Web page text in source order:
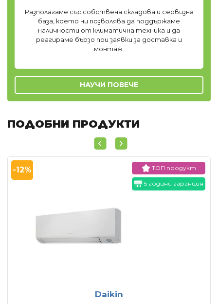
Разполагаме със собствена складова и сервизна
база, което ни позволява да поддържаме
наличности от климатична техника и да
реагираме бързо при заявки за доставка и
монтаж.
НАУЧИ ПОВЕЧЕ
ПОДОБНИ ПРОДУКТИ
-12% ТОП продукт
5 години гаранция
Daikin